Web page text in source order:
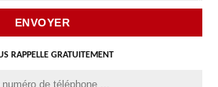
RAPPELLE GRATUITEMENT